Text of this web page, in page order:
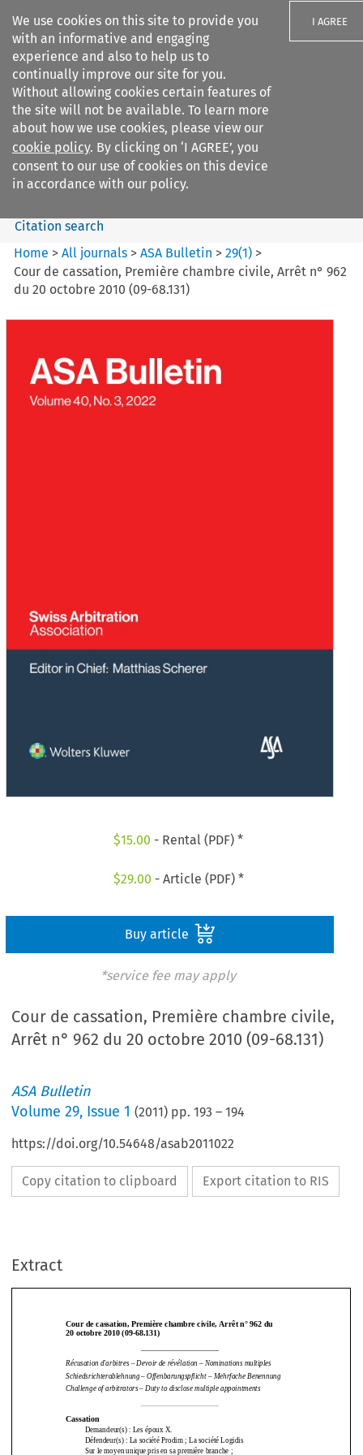
We use cookies on this site to provide you
with an informative and engaging
experience and also to help us to
continually improve our site for you.
Without allowing cookies certain features of
the site will not be available. To learn more
about how we use cookies, please view our
cookie policy. By clicking on ‘I AGREE’, you
consent to our use of cookies on this device
in accordance with our policy.
I AGREE
Search filters
ASA Bulletin
Search content
Citation search
Home >All journals >ASA Bulletin >29(1) >
Cour de cassation, Première chambre civile, Arrêt n° 962
du 20 octobre 2010 (09-68.131)
$15.00 - Rental (PDF) *
$29.00 - Article (PDF) *
Buy article
*service fee may apply
Cour de cassation, Première chambre civile,
Arrêt n° 962 du 20 octobre 2010 (09-68.131)
ASA Bulletin
Volume29, Issue 1 (2011) pp.193 –194
https://doi.org/10.54648/asab2011022
Copy citation to clipboard Export citation to RIS
Extract
Récusation d'arbitres – Devoir de révélation – Nominations multiples
Schiedsrichterablehnung – Offenbar ungspflicht – Mehrfache Benennung
Challenge of arbitrators – Duty to disclose multiple appointments
Cassation
Défendeur(s) : La société Prodim ; La société Logidis
Récusation d'arbitres – Devoir de révélation – Nominations multiples
Challenge of arbitrators – Duty to disclose multiple appointments
Défendeur(s) : La société Prodim ; La société Logidis
Sur le moyen unique pris en sa première branche ;
Vu  l’article  1484-2°  du  code  de  procédure  civile,  ensemble  l’article